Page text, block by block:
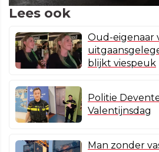
Lees ook
Oud-eigenaar
blijkt viespeuk
Politie
Valentijnsdag
Man zonder